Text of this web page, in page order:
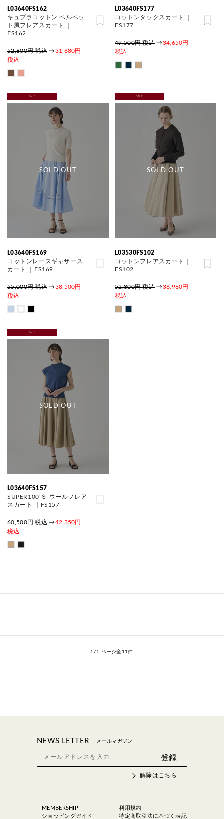
L03640FS162
キュプラコットン ベルベッ
ト風フレアスカート ｜
FS162
52,800円 税込 →31,680円
税込
L03640FS177
コットンタックスカート ｜
FS177
49,500円 税込 →34,650円
税込
SALE
SOLD OUT
L03640FS169
コットンレースギャザース
カート ｜FS169
55,000円 税込 →38,500円
税込
SALE
SOLD OUT
L03530FS102
コットンフレアスカート｜
FS102
52,800円 税込 →36,960円
税込
SALE
SOLD OUT
L03640FS157
SUPER100’Ｓ ウールフレア
スカート ｜FS157
60,500円 税込 →42,350円
税込
1/1 ページ全11件
NEWS LETTER メールマガジン
解除はこちら
MEMBERSHIP
ショッピングガイド
利用規約
特定商取引法に基づく表記